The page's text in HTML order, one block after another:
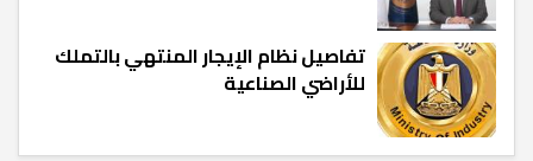
تفاصيل نظام الإيجار المنتهي بالتملك
للأراضي الصناعية